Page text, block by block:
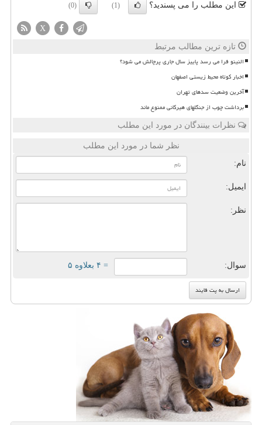
این مطلب را می پسندید؟ (1)
(0)
X
تازه ترین مطالب مرتبط
النینو فرا می رسد پاییز سال جاری پرچالش می شود؟
اخبار کوتاه محیط زیستی اصفهان
آخرین وضعیت سدهای تهران
برداشت چوب از جنگلهای هیرکانی ممنوع ماند
نظرات بینندگان در مورد این مطلب
نظر شما در مورد این مطلب
نام:
ایمیل:
نظر:
سوال: = ۴ بعلاوه ۵